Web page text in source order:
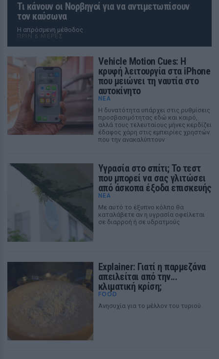
Τι κάνουν οι Νορβηγοί για να αντιμετωπίσουν
τον καύσωνα
Η απρόσμενη μέθοδος
ΠΡΙΝ 6 ΜΈΡΕΣ
Vehicle Motion Cues: Η
κρυφή λειτουργία στα iPhone
που μειώνει τη ναυτία στο
αυτοκίνητο
ΝΈΑ
Η δυνατότητα υπάρχει στις ρυθμίσεις
προσβασιμότητας εδώ και καιρό,
αλλά τους τελευταίους μήνες κερδίζει
έδαφος χάρη στις εμπειρίες χρηστών
που την ανακαλύπτουν
Υγρασία στο σπίτι; Το τεστ
που μπορεί να σας γλιτώσει
από άσκοπα έξοδα επισκευής
ΝΈΑ
Με αυτό το έξυπνο κόλπο θα
καταλάβετε αν η υγρασία οφείλεται
σε διαρροή ή σε υδρατμούς
Explainer: Γιατί η παρμεζάνα
απειλείται από την...
κλιματική κρίση;
FOOD
Aνησυχία για το μέλλον του τυριού